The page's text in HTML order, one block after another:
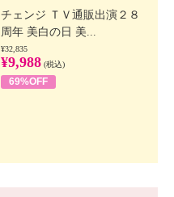
チェンジ ＴＶ通販出演２８
周年 美白の日 美...
¥32,835
¥9,988 (税込)
69%OFF